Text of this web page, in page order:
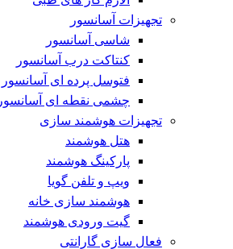
تجهیزات آسانسور
شاسی آسانسور
کنتاکت درب آسانسور
فتوسل پرده ای آسانسور
چشمی نقطه ای آسانسور
تجهیزات هوشمند سازی
هتل هوشمند
پارکینگ هوشمند
ویپ و تلفن گویا
هوشمند سازی خانه
گیت ورودی هوشمند
فعال سازی گارانتی